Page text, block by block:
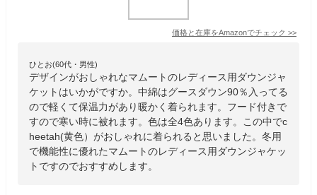
価格と在庫をAmazonでチェック >>
ひとお(60代・男性)
デザインがおしゃれなマムートのレディース用ダウンジャ
ケットはいかがですか。中綿はグースダウン90％入ってる
ので軽くて保温力があり暖かく着られます。フード付きで
すので寒い時に被れます。色は全4色あります。この中でc
heetah(黄色）がおしゃれに着られると思いました。冬用
で機能性に優れたマムートのレディース用ダウンジャケッ
トですのでおすすめします。